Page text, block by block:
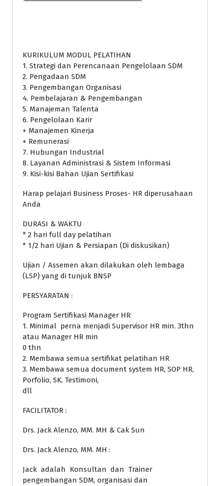
KURIKULUM MODUL PELATIHAN
1. Strategi dan Perencanaan Pengelolaan SDM
2. Pengadaan SDM
3. Pengembangan Organisasi
4. Pembelajaran & Pengembangan
5. Manajeman Talenta
6. Pengelolaan Karir
+ Manajemen Kinerja
+ Remunerasi
7. Hubungan Industrial
8. Layanan Administrasi & Sistem Informasi
9. Kisi-kisi Bahan Ujian Sertifikasi
Harap pelajari Business Proses- HR diperusahaan
Anda
DURASI & WAKTU
* 2 hari full day pelatihan
* 1/2 hari Ujian & Persiapan (Di diskusikan)
Ujian / Assemen akan dilakukan oleh lembaga
(LSP) yang di tunjuk BNSP
PERSYARATAN :
Program Sertifikasi Manager HR
1. Minimal perna menjadi Supervisor HR min. 3thn
atau Manager HR min
0 thn
2. Membawa semua sertifikat pelatihan HR
3. Membawa semua document system HR, SOP HR,
Porfolio, SK, Testimoni,
dll
FACILITATOR :
Drs. Jack Alenzo, MM. MH & Cak Sun
Drs. Jack Alenzo, MM. MH :
Jack adalah Konsultan dan Trainer
pengembangan SDM, organisasi dan